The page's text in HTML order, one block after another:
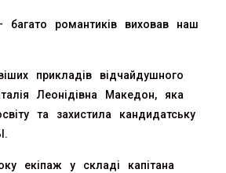
багато романтиків виховав наш
прикладів відчайдушного
Леонідівна Македон, яка
та захистила кандидатську
екіпаж у складі капітана